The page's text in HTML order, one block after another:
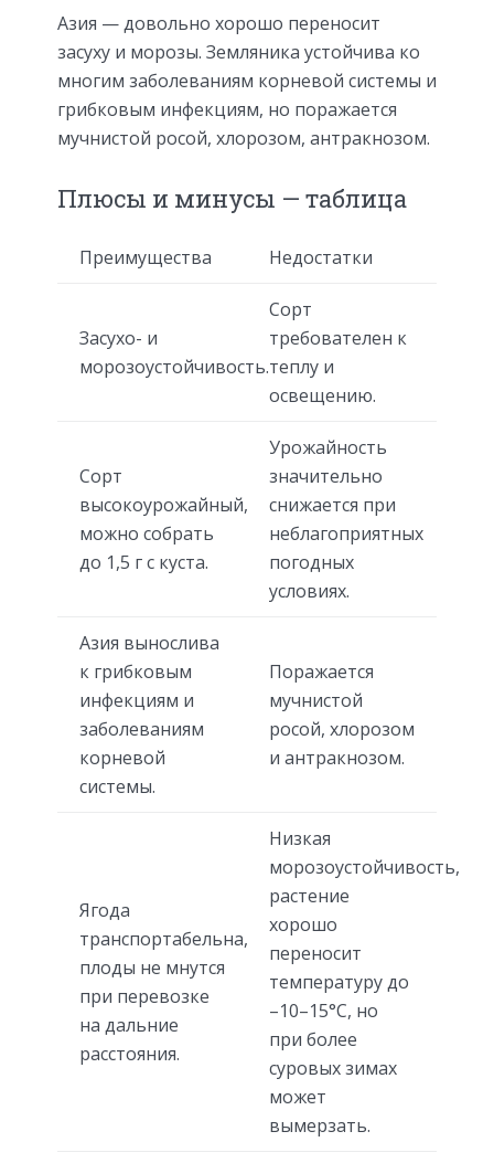
Азия — довольно хорошо переносит
засуху и морозы. Земляника устойчива ко
многим заболеваниям корневой системы и
грибковым инфекциям, но поражается
мучнистой росой, хлорозом, антракнозом.
Плюсы и минусы — таблица
Преимущества Недостатки
Засухо- и
морозоустойчивость.
Сорт
требователен к
теплу и
освещению.
Сорт
высокоурожайный,
можно собрать
до 1,5 г с куста.
Урожайность
значительно
снижается при
неблагоприятных
погодных
условиях.
Азия вынослива
к грибковым
инфекциям и
заболеваниям
корневой
системы.
Поражается
мучнистой
росой, хлорозом
и антракнозом.
Ягода
транспортабельна,
плоды не мнутся
при перевозке
на дальние
расстояния.
Низкая
морозоустойчивость,
растение
хорошо
переносит
температуру до
–10–15°С, но
при более
суровых зимах
может
вымерзать.